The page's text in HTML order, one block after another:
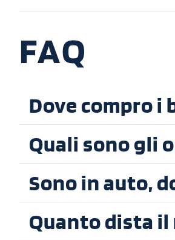
FAQ
Dove compro
Quali sono gli
Sono in auto,
Quanto dista il